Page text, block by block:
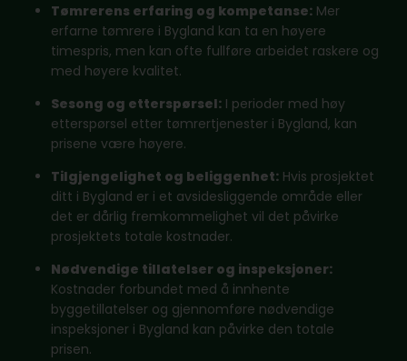
Tømrerens erfaring og kompetanse: Mer
erfarne tømrere i Bygland kan ta en høyere
timespris, men kan ofte fullføre arbeidet raskere og
med høyere kvalitet.
Sesong og etterspørsel: I perioder med høy
etterspørsel etter tømrertjenester i Bygland, kan
prisene være høyere.
Tilgjengelighet og beliggenhet: Hvis prosjektet
ditt i Bygland er i et avsidesliggende område eller
det er dårlig fremkommelighet vil det påvirke
prosjektets totale kostnader.
Nødvendige tillatelser og inspeksjoner:
Kostnader forbundet med å innhente
byggetillatelser og gjennomføre nødvendige
inspeksjoner i Bygland kan påvirke den totale
prisen.